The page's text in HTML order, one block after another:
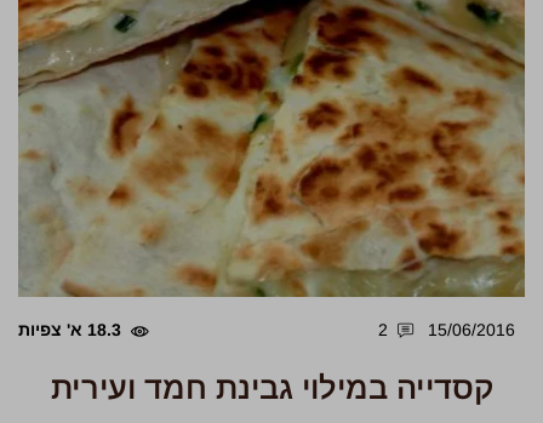
15/06/2016
2 18.3 א' צפיות
קסדייה במילוי גבינת חמד ועירית